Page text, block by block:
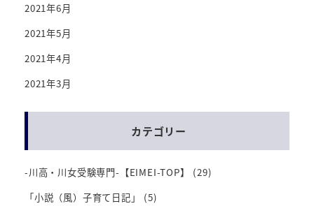
2021年6月
2021年5月
2021年4月
2021年3月
カテゴリー
-川高・川女受験専門-【EIMEI-TOP】
(29)
「小説（風）子育て日記」
(5)